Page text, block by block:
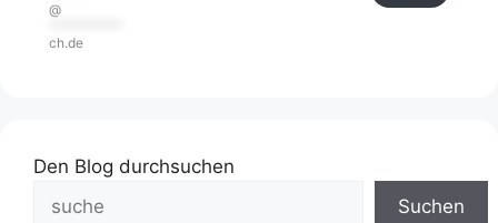
@
ch.de
Den Blog durchsuchen
Suchen